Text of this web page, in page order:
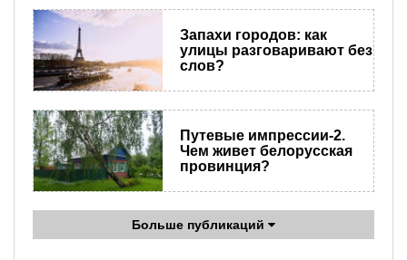
Запахи городов: как
улицы разговаривают без
слов?
Путевые импрессии-2.
Чем живет белорусская
провинция?
Больше публикаций